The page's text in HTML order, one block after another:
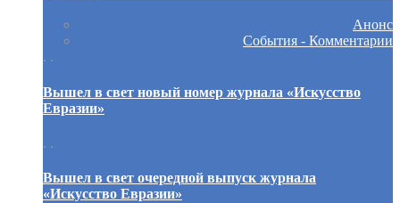
Анонс
События - Комментарии
. .
Вышел в свет новый номер журнала «Искусство
Евразии»
. .
Вышел в свет очередной выпуск журнала
«Искусство Евразии»